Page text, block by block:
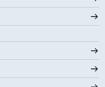
0%
10 mi
30000 ft